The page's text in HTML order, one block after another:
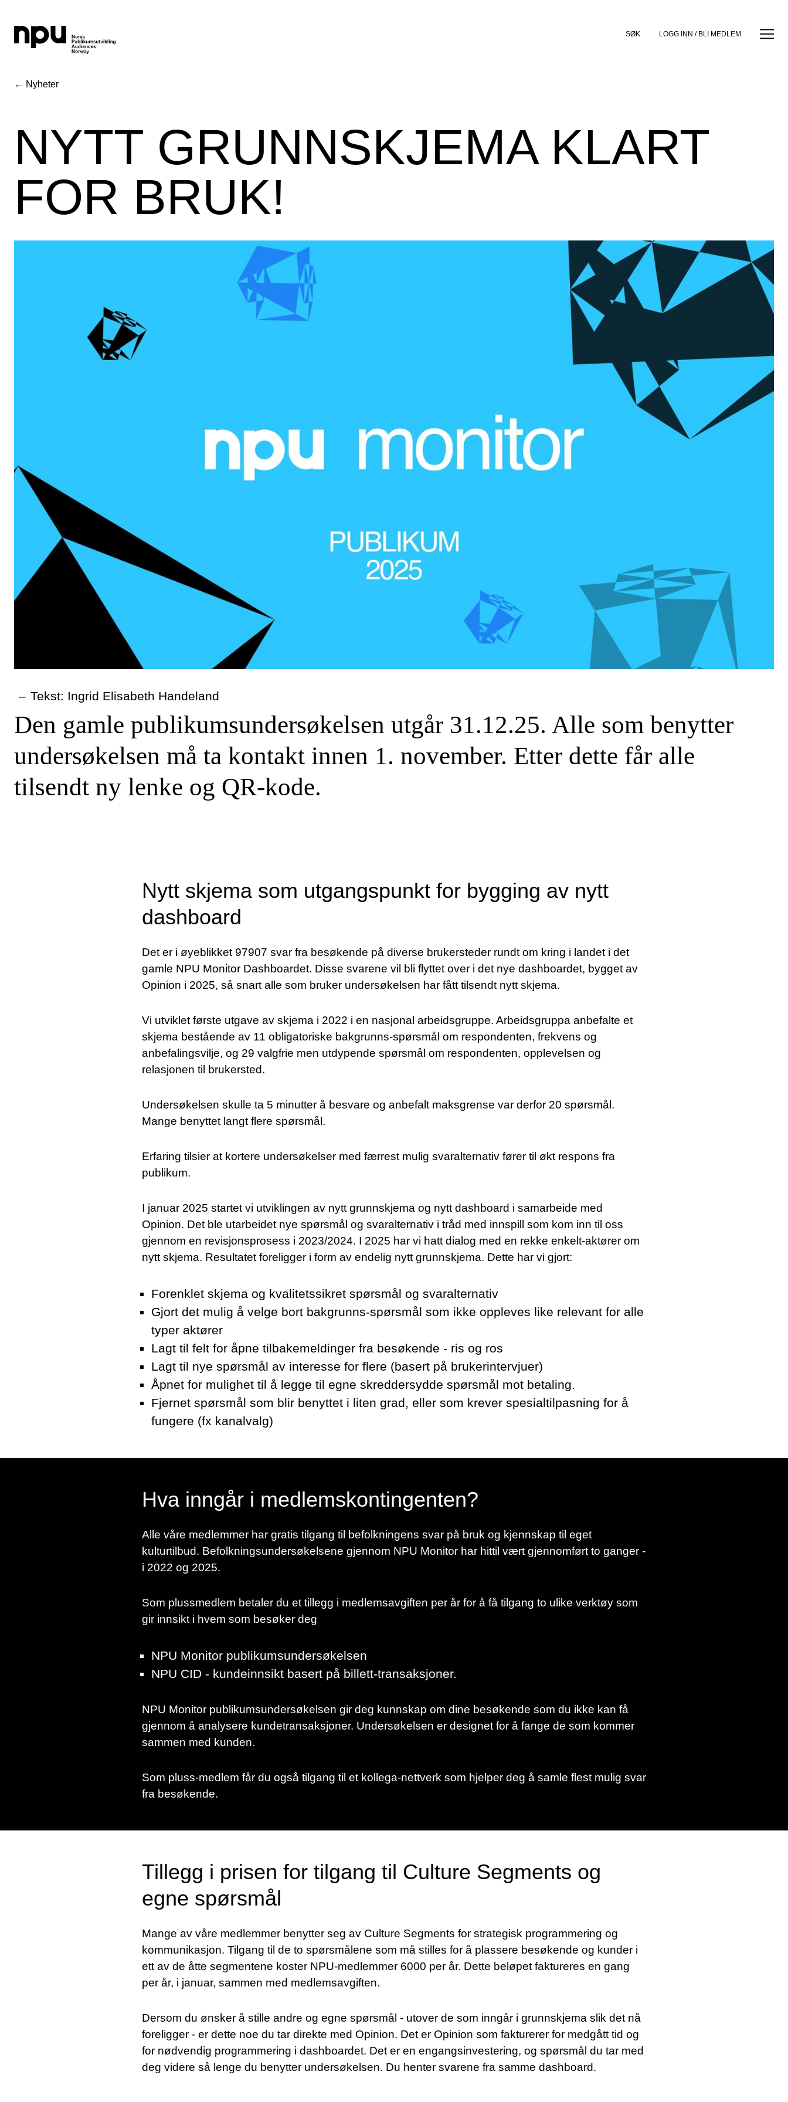
SØK LOGG INN / BLI MEDLEM
← Nyheter
NYTT GRUNNSKJEMA KLART
FOR BRUK!
– Tekst: Ingrid Elisabeth Handeland
Den gamle publikumsundersøkelsen utgår 31.12.25. Alle som benytter
undersøkelsen må ta kontakt innen 1. november. Etter dette får alle
tilsendt ny lenke og QR-kode.
Nytt skjema som utgangspunkt for bygging av nytt
dashboard
Det er i øyeblikket 97907 svar fra besøkende på diverse brukersteder rundt om kring i landet i det
gamle NPU Monitor Dashboardet. Disse svarene vil bli flyttet over i det nye dashboardet, bygget av
Opinion i 2025, så snart alle som bruker undersøkelsen har fått tilsendt nytt skjema.
Vi utviklet første utgave av skjema i 2022 i en nasjonal arbeidsgruppe. Arbeidsgruppa anbefalte et
skjema bestående av 11 obligatoriske bakgrunns-spørsmål om respondenten, frekvens og
anbefalingsvilje, og 29 valgfrie men utdypende spørsmål om respondenten, opplevelsen og
relasjonen til brukersted.
Undersøkelsen skulle ta 5 minutter å besvare og anbefalt maksgrense var derfor 20 spørsmål.
Mange benyttet langt flere spørsmål.
Erfaring tilsier at kortere undersøkelser med færrest mulig svaralternativ fører til økt respons fra
publikum.
I januar 2025 startet vi utviklingen av nytt grunnskjema og nytt dashboard i samarbeide med
Opinion. Det ble utarbeidet nye spørsmål og svaralternativ i tråd med innspill som kom inn til oss
gjennom en revisjonsprosess i 2023/2024. I 2025 har vi hatt dialog med en rekke enkelt-aktører om
nytt skjema. Resultatet foreligger i form av endelig nytt grunnskjema. Dette har vi gjort:
Forenklet skjema og kvalitetssikret spørsmål og svaralternativ
Gjort det mulig å velge bort bakgrunns-spørsmål som ikke oppleves like relevant for alle
typer aktører
Lagt til felt for åpne tilbakemeldinger fra besøkende - ris og ros
Lagt til nye spørsmål av interesse for flere (basert på brukerintervjuer)
Åpnet for mulighet til å legge til egne skreddersydde spørsmål mot betaling.
Fjernet spørsmål som blir benyttet i liten grad, eller som krever spesialtilpasning for å
fungere (fx kanalvalg)
Hva inngår i medlemskontingenten?
Alle våre medlemmer har gratis tilgang til befolkningens svar på bruk og kjennskap til eget
kulturtilbud. Befolkningsundersøkelsene gjennom NPU Monitor har hittil vært gjennomført to ganger -
i 2022 og 2025.
Som plussmedlem betaler du et tillegg i medlemsavgiften per år for å få tilgang to ulike verktøy som
gir innsikt i hvem som besøker deg
NPU Monitor publikumsundersøkelsen
NPU CID - kundeinnsikt basert på billett-transaksjoner.
NPU Monitor publikumsundersøkelsen gir deg kunnskap om dine besøkende som du ikke kan få
gjennom å analysere kundetransaksjoner. Undersøkelsen er designet for å fange de som kommer
sammen med kunden.
Som pluss-medlem får du også tilgang til et kollega-nettverk som hjelper deg å samle flest mulig svar
fra besøkende.
Tillegg i prisen for tilgang til Culture Segments og
egne spørsmål
Mange av våre medlemmer benytter seg av Culture Segments for strategisk programmering og
kommunikasjon. Tilgang til de to spørsmålene som må stilles for å plassere besøkende og kunder i
ett av de åtte segmentene koster NPU-medlemmer 6000 per år. Dette beløpet faktureres en gang
per år, i januar, sammen med medlemsavgiften.
Dersom du ønsker å stille andre og egne spørsmål - utover de som inngår i grunnskjema slik det nå
foreligger - er dette noe du tar direkte med Opinion. Det er Opinion som fakturerer for medgått tid og
for nødvendig programmering i dashboardet. Det er en engangsinvestering, og spørsmål du tar med
deg videre så lenge du benytter undersøkelsen. Du henter svarene fra samme dashboard.